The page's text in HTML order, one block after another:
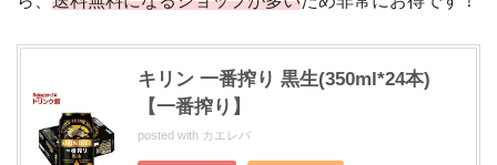
キリン 一番搾り 黒生(350ml*24本)
【一番搾り】
posted with カエレバ